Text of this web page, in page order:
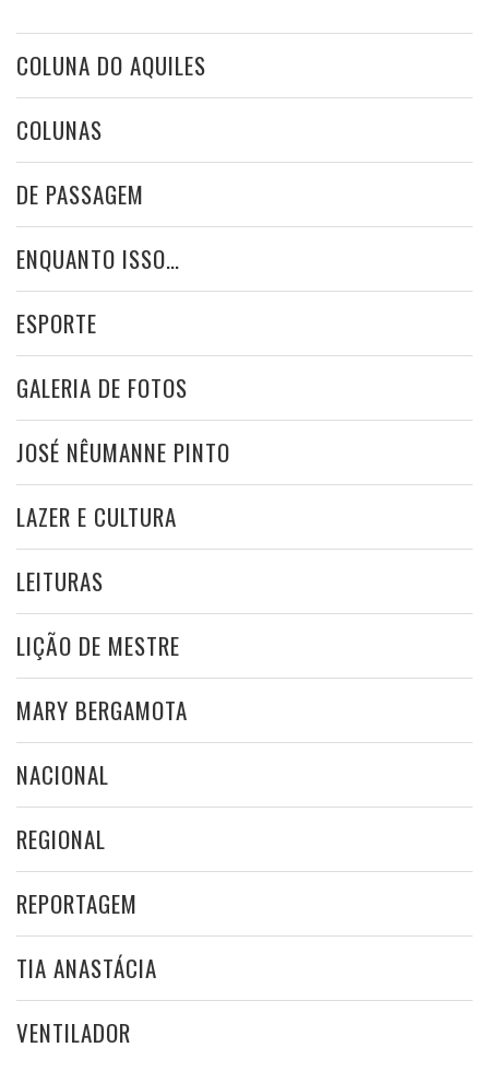
COLUNA DO AQUILES
COLUNAS
DE PASSAGEM
ENQUANTO ISSO…
ESPORTE
GALERIA DE FOTOS
JOSÉ NÊUMANNE PINTO
LAZER E CULTURA
LEITURAS
LIÇÃO DE MESTRE
MARY BERGAMOTA
NACIONAL
REGIONAL
REPORTAGEM
TIA ANASTÁCIA
VENTILADOR